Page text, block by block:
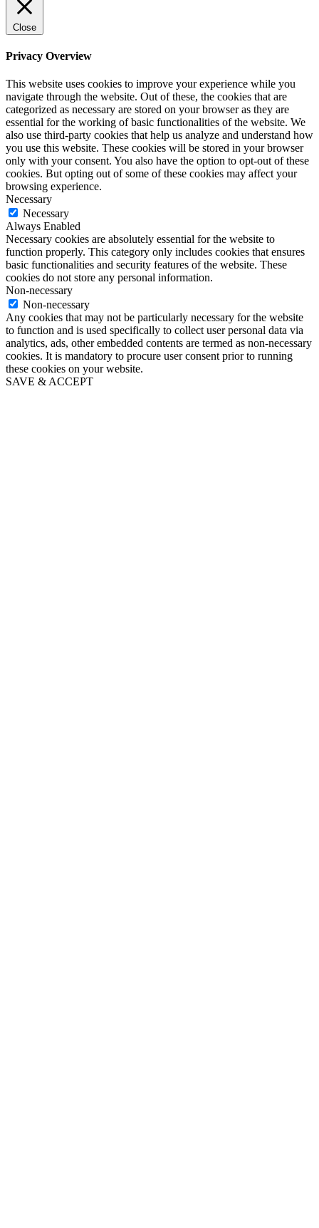
Close
Privacy Overview
This website uses cookies to improve your experience while you
navigate through the website. Out of these, the cookies that are
categorized as necessary are stored on your browser as they are
essential for the working of basic functionalities of the website. We
also use third-party cookies that help us analyze and understand how
you use this website. These cookies will be stored in your browser
only with your consent. You also have the option to opt-out of these
cookies. But opting out of some of these cookies may affect your
browsing experience.
Necessary
Necessary
Always Enabled
Necessary cookies are absolutely essential for the website to
function properly. This category only includes cookies that ensures
basic functionalities and security features of the website. These
cookies do not store any personal information.
Non-necessary
Non-necessary
Any cookies that may not be particularly necessary for the website
to function and is used specifically to collect user personal data via
analytics, ads, other embedded contents are termed as non-necessary
cookies. It is mandatory to procure user consent prior to running
these cookies on your website.
SAVE & ACCEPT